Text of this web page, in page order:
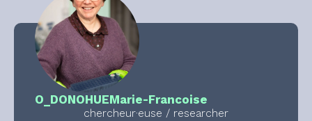
O_DONOHUEMarie-Francoise
chercheur·euse / researcher